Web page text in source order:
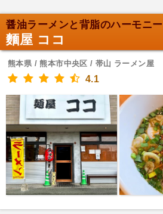
醤油ラーメンと背脂のハーモニー
麵屋 ココ
熊本県 / 熊本市中央区 / 帯山 ラーメン屋
4.1